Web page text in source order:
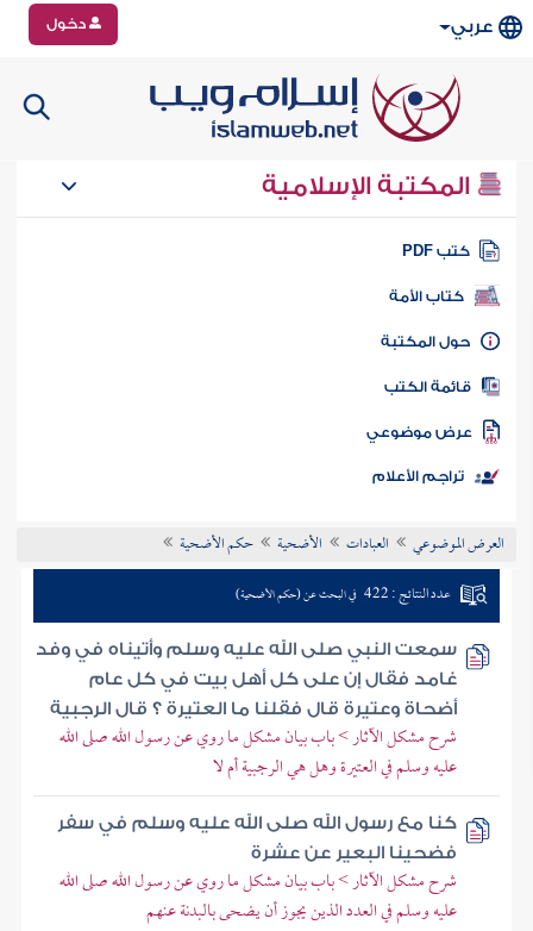
عربي دخول
المكتبة الإسلامية
كتب PDF
كتاب الأمة
المكتبة
الكتب
موضوعي
تراجم الأعلام
العرض الموضوعي العبادات الأضحية حكم الأضحية
عدد النتائج : 422 في البحث عن (حكم الأضحية)
سمعت النبي صلى الله عليه وسلم وأتيناه في وفد
غامد فقال إن على كل أهل بيت في كل عام
أضحاة وعتيرة قال فقلنا ما العتيرة ؟ قال الرجبية
شرح مشكل الآثار > باب بيان مشكل ما روي عن رسول الله صلى الله
عليه وسلم في العتيرة وهل هي الرجبية أم لا
كنا مع رسول الله صلى الله عليه وسلم في سفر
فضحينا البعير عن عشرة
شرح مشكل الآثار > باب بيان مشكل ما روي عن رسول الله صلى الله
عليه وسلم في العدد الذين يجوز أن يضحى بالبدنة عنهم